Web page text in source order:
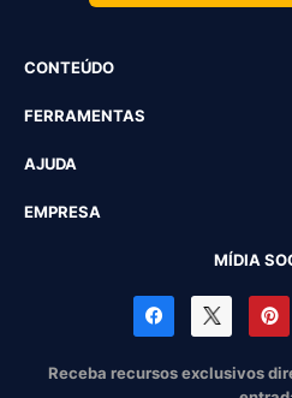
CONTEÚDO
FERRAMENTAS
AJUDA
EMPRESA
MÍDIA
Receba recursos exclusivos